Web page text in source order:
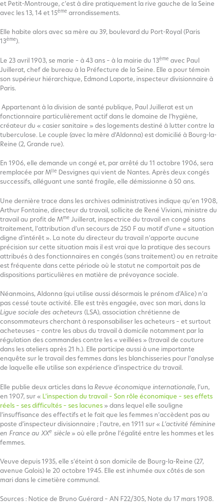
et Petit-Montrouge, c’est à dire pratiquement la rive gauche de la Seine
avec les 13, 14 et 15ème arrondissements.
Elle habite alors avec sa mère au 39, boulevard du Port-Royal (Paris
13ème ).
Le 23 avril 1903, se marie – à 43 ans – à la mairie du 13ème avec Paul
Juillerat, chef de bureau à la Préfecture de la Seine. Elle a pour témoin
son supérieur hiérarchique, Edmond Laporte, inspecteur divisionnaire à
Paris.
Appartenant à la division de santé publique, Paul Juillerat est un
fonctionnaire particulièrement actif dans le domaine de l’hygiène,
créateur du « casier sanitaire » des logements destiné à lutter contre la
tuberculose. Le couple (avec la mère d’Aldonna) est domicilié à Bourg-la-
Reine (2, Grande rue).
En 1906, elle demande un congé et, par arrêté du 11 octobre 1906, sera
remplacée par M lle
Desvignes qui vient de Nantes. Après deux congés
successifs, alléguant une santé fragile, elle démissionne à 50 ans.
Une dernière trace dans les archives administratives indique qu’en 1908,
Arthur Fontaine, directeur du travail, sollicite de René Viviani, ministre du
travail au profit de Mme Juillerat, inspectrice du travail en congé sans
traitement, l’attribution d’un secours de 250 F au motif d’une « situation
digne d’intérêt ». La note du directeur du travail n’apporte aucune
précision sur cette situation mais il est vrai que la pratique des secours
attribués à des fonctionnaires en congés (sans traitement) ou en retraite
est fréquente dans cette période où le statut ne comportait pas de
dispositions particulières en matière de prévoyance sociale.
Néanmoins, Aldonna (qui utilise aussi désormais le prénom d’Alice) n’a
pas cessé toute activité. Elle est très engagée, avec son mari, dans la
Ligue sociale des acheteurs (LSA), association chrétienne de
consommateurs cherchant à responsabiliser les acheteurs – et surtout
acheteuses – contre les abus du travail à domicile notamment par la
régulation des commandes contre les « veillées » (travail de couture
dans les ateliers après 21 h.). Elle participe aussi à une importante
enquête sur le travail des femmes dans les blanchisseries pour l’analyse
de laquelle elle utilise son expérience d’inspectrice du travail.
Elle publie deux articles dans la Revue économique internationale, l’un,
en 1907, sur « L’inspection du travail – Son rôle économique – ses effets
réels – ses difficultés – ses lacunes » dans lequel elle souligne
l’insuffisance des effectifs et le fait que les femmes n’accèdent pas au
poste d’inspecteur divisionnaire ; l’autre, en 1911 sur « L’activité féminine
en France au XXe siècle » où elle prône l’égalité entre les hommes et les
femmes.
Veuve depuis 1935, elle s’éteint à son domicile de Bourg-la-Reine (27,
avenue Galois) le 20 octobre 1945. Elle est inhumée aux côtés de son
mari dans le cimetière communal.
Sources : Notice de Bruno Guérard – AN F22/305, Note du 17 mars 1908.